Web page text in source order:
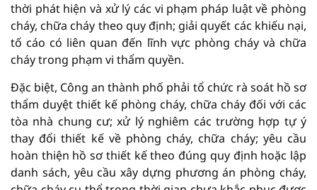
thời phát hiện và xử lý các vi phạm pháp luật về phòng
cháy, chữa cháy theo quy định; giải quyết các khiếu nại,
tố cáo có liên quan đến lĩnh vực phòng cháy và chữa
cháy trong phạm vi thẩm quyền.
Đặc biệt, Công an thành phố phải tổ chức rà soát hồ sơ
thẩm duyệt thiết kế phòng cháy, chữa cháy đối với các
tòa nhà chung cư; xử lý nghiêm các trường hợp tự ý
thay đổi thiết kế về phòng cháy, chữa cháy; yêu cầu
hoàn thiện hồ sơ thiết kế theo đúng quy định hoặc lập
danh sách, yêu cầu xây dựng phương án phòng cháy,